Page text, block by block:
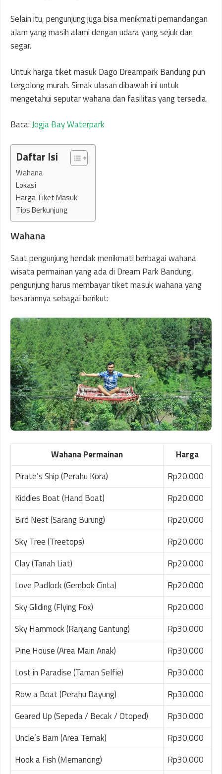
Selain itu, pengunjung juga bisa menikmati pemandangan
alam yang masih alami dengan udara yang sejuk dan
segar.
Untuk harga tiket masuk Dago Dreampark Bandung pun
tergolong murah. Simak ulasan dibawah ini untuk
mengetahui seputar wahana dan fasilitas yang tersedia.
Baca:Jogja Bay Waterpark
Daftar Isi
Wahana
Lokasi
Harga Tiket Masuk
Tips Berkunjung
Wahana
Saat pengunjung hendak menikmati berbagai wahana
wisata permainan yang ada di Dream Park Bandung,
pengunjung harus membayar tiket masuk wahana yang
besarannya sebagai berikut:
Wahana Permainan
Harga
Pirate’s Ship (Perahu Kora)
Rp20.000
Kiddies Boat (Hand Boat)
Rp20.000
Bird Nest (Sarang Burung)
Rp20.000
Sky Tree (Treetops)
Rp20.000
Clay (Tanah Liat)
Rp20.000
Love Padlock (Gembok Cinta)
Rp20.000
Sky Gliding (Flying Fox)
Rp20.000
Sky Hammock (Ranjang Gantung)
Rp30.000
Pine House (Area Main Anak)
Rp30.000
Lost in Paradise (Taman Selfie)
Rp30.000
Row a Boat (Perahu Dayung)
Rp30.000
Geared Up (Sepeda / Becak / Otoped)
Rp30.000
Uncle’s Barn (Area Ternak)
Rp30.000
Hook a Fish (Memancing)
Rp30.000